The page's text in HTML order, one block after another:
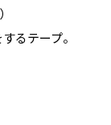
るテープ。